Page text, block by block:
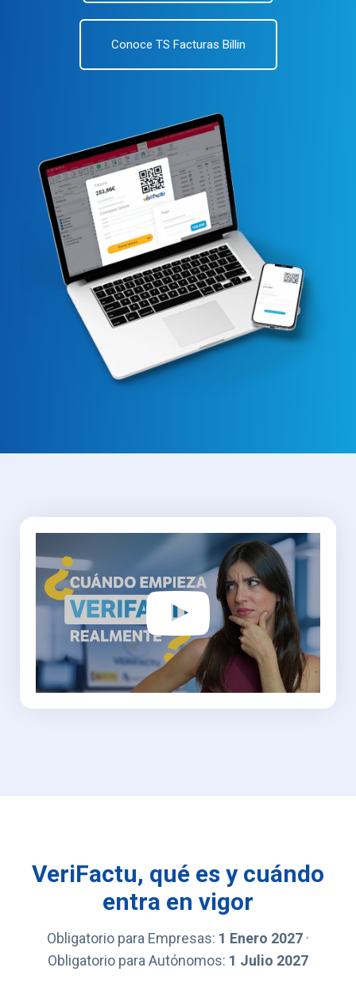
Conoce TS Facturas Billin
VeriFactu, qué es y cuándo
entra en vigor
Obligatorio para Empresas: 1 Enero 2027 ·
Obligatorio para Autónomos: 1 Julio 2027